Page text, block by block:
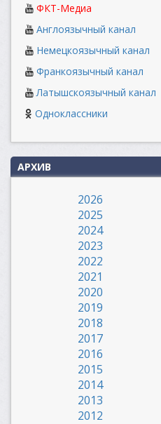
ФКТ-Медиа
Англоязычный канал
Немецкоязычный канал
Франкоязычный канал
Латышскоязычный канал
Одноклассники
АРХИВ
2026
2025
2024
2023
2022
2021
2020
2019
2018
2017
2016
2015
2014
2013
2012